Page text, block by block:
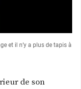
et il n’y a plus de tapis à
de son